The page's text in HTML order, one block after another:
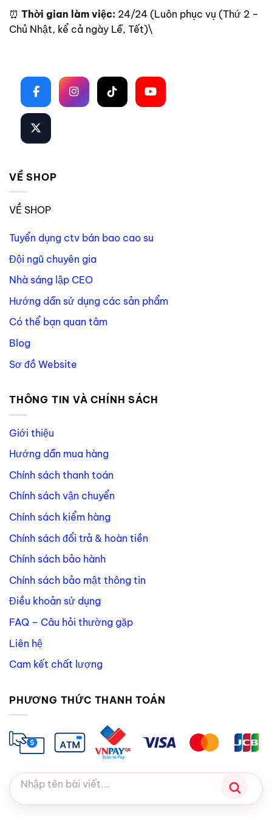
⏰ Thời gian làm việc: 24/24 (Luôn phục vụ (Thứ 2 –
Chủ Nhật, kể cả ngày Lễ, Tết)\
VỀ SHOP
VỀ SHOP
Tuyển dụng ctv bán bao cao su
Đội ngũ chuyên gia
Nhà sáng lập CEO
Hướng dẫn sử dụng các sản phẩm
Có thể bạn quan tâm
Blog
Sơ đồ Website
THÔNG TIN VÀ CHÍNH SÁCH
Giới thiệu
Hướng dẫn mua hàng
Chính sách thanh toán
Chính sách vận chuyển
Chính sách kiểm hàng
Chính sách đổi trả & hoàn tiền
Chính sách bảo hành
Chính sách bảo mật thông tin
Điều khoản sử dụng
FAQ – Câu hỏi thường gặp
Liên hệ
Cam kết chất lượng
PHƯƠNG THỨC THANH TOÁN